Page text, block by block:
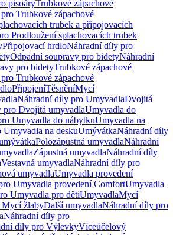
pisoáryTrubkové zápachové
Trubkové zápachové
trubek a připojovacích
Prodloužení splachovacích trubek
Připojovací hrdloNáhradní díly pro
Odpadní soupravy pro bidetyNáhradní
pro bidetyTrubkové zápachové
Trubkové zápachové
PřipojeníTěsněníMycí
Náhradní díly pro UmyvadlaDvojitá
pro Dvojitá umyvadlaUmyvadla do
Umyvadla do nábytkuUmyvadla na
na deskuUmývátkaNáhradní díly
Polozápustná umyvadlaNáhradní
Zápustná umyvadlaNáhradní díly
Vestavná umyvadlaNáhradní díly pro
umyvadlaUmyvadla provedení
Umyvadla provedení ComfortUmyvadla
Umyvadla pro dětiUmyvadlaMycí
Mycí žlabyDalší umyvadlaNáhradní díly pro
Náhradní díly pro
díly pro VýlevkyVíceúčelový